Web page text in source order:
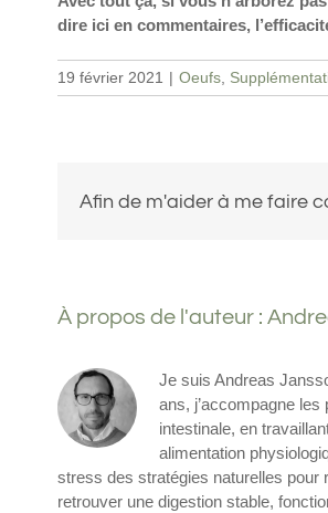
dire ici en commentaires,
19 février 2021 | Oeufs
Afin de m'aider à me faire
À propos de l'auteur :
Je suis Andreas
ans, j’accompagne
intestinale, en
alimentation
stress des stratégies naturelles pour
retrouver une digestion stable,